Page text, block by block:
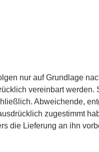
nur auf Grundlage
vereinbart werden.
Abweichende,
zugestimmt
die Lieferung an ihn